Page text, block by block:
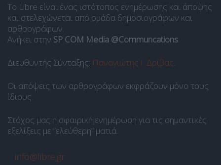
Το Libre είναι ένας ιστότοπος ενημέρωσης και άποψης
και στελεχώνεται από ομάδα δημοσιογράφων και
αρθρογράφων.
Ανήκει στην SP COM Media @Communcations.
Διευθυντής Σύνταξης: Παναγιώτης Ι. Δρίβας.
Οι απόψεις των αρθρογράφων εκφράζουν μόνο τους
ίδιους.
Στόχος μας η σφαιρική ενημέρωση για τις σημαντικές
εξελίξεις με “ελεύθερη” ματιά.
info@libre.gr